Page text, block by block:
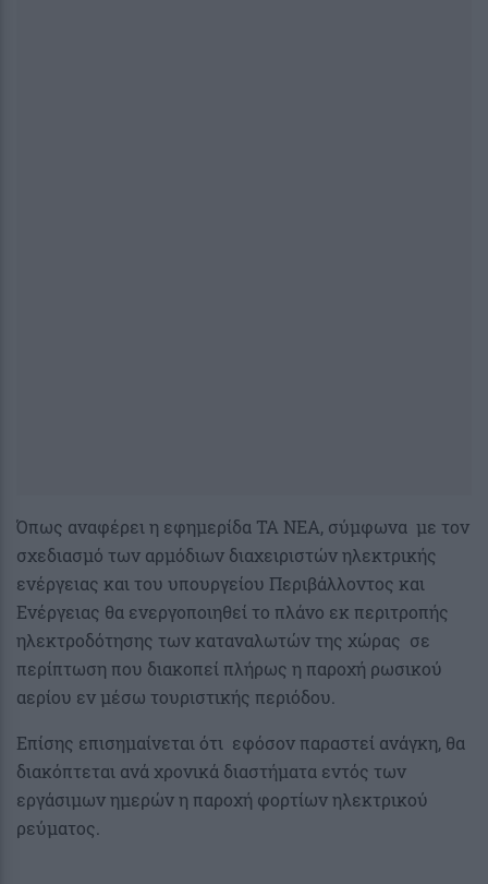
Όπως αναφέρει η εφημερίδα ΤΑ ΝΕΑ, σύμφωνα με τον
σχεδιασμό των αρμόδιων διαχειριστών ηλεκτρικής
ενέργειας και του υπουργείου Περιβάλλοντος και
Ενέργειας θα ενεργοποιηθεί το πλάνο εκ περιτροπής
ηλεκτροδότησης των καταναλωτών της χώρας σε
περίπτωση που διακοπεί πλήρως η παροχή ρωσικού
αερίου εν μέσω τουριστικής περιόδου.
Επίσης επισημαίνεται ότι εφόσον παραστεί ανάγκη, θα
διακόπτεται ανά χρονικά διαστήματα εντός των
εργάσιμων ημερών η παροχή φορτίων ηλεκτρικού
ρεύματος.